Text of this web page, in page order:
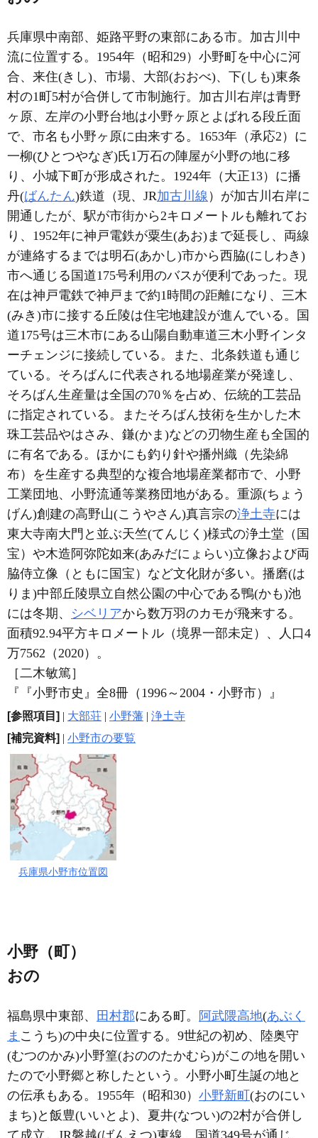
兵庫県中南部、姫路平野の東部にある市。加古川中
流に位置する。1954年（昭和29）小野町を中心に河
合、来住(きし)、市場、大部(おおべ)、下(しも)東条
村の1町5村が合併して市制施行。加古川右岸は青野
ヶ原、左岸の小野台地は小野ヶ原とよばれる段丘面
で、市名も小野ヶ原に由来する。1653年（承応2）に
一柳(ひとつやなぎ)氏1万石の陣屋が小野の地に移
り、小城下町が形成された。1924年（大正13）に播
丹(ばんたん)鉄道（現、JR加古川線 ）が加古川右岸に
開通したが、駅が市街から2キロメートルも離れてお
り、1952年に神戸電鉄が粟生(あお)まで延長し、両線
が連絡するまでは明石(あかし)市から西脇(にしわき)
市へ通じる国道175号利用のバスが便利であった。現
在は神戸電鉄で神戸まで約1時間の距離になり、三木
(みき)市に接する丘陵は住宅地建設が進んでいる。国
道175号は三木市にある山陽自動車道三木小野インタ
ーチェンジに接続している。また、北条鉄道も通じ
ている。そろばんに代表される地場産業が発達し、
そろばん生産量は全国の70％を占め、伝統的工芸品
に指定されている。またそろばん技術を生かした木
珠工芸品やはさみ、鎌(かま)などの刃物生産も全国的
に有名である。ほかにも釣り針や播州織（先染綿
布）を生産する典型的な複合地場産業都市で、小野
工業団地、小野流通等業務団地がある。重源(ちょう
げん)創建の高野山(こうやさん)真言宗の浄土寺には
東大寺南大門と並ぶ天竺(てんじく)様式の浄土堂（国
宝）や木造阿弥陀如来(あみだにょらい)立像および両
脇侍立像（ともに国宝）など文化財が多い。播磨(は
りま)中部丘陵県立自然公園の中心である鴨(かも)池
には冬期、 シベリアから数万羽のカモが飛来する。
面積92.94平方キロメートル（境界一部未定）、人口4
万7562（2020）。
［二木敏篤］
『『小野市史』全8冊（1996～2004・小野市）』
[参照項目] | 大部荘 | 小野藩 | 浄土寺
[補完資料] | 小野市の要覧
兵庫県小野市位置図
小野（町）
おの
福島県中東部、 田村郡にある町。 阿武隈高地(あぶく
ま こうち)の中央に位置する。9世紀の初め、陸奥守
(むつのかみ)小野篁(おののたかむら)がこの地を開い
たので小野郷と称したという。小野小町生誕の地と
の伝承もある。1955年（昭和30） 小野新町(おのにい
まち)と飯豊(いいとよ)、夏井(なつい)の2村が合併し
て成立。JR磐越(ばんえつ)東線、国道349号が通じ、